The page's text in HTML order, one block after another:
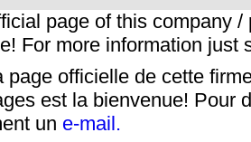
page of this company
For more information just
page officielle de cette
est la bienvenue! Pour
un e-mail.